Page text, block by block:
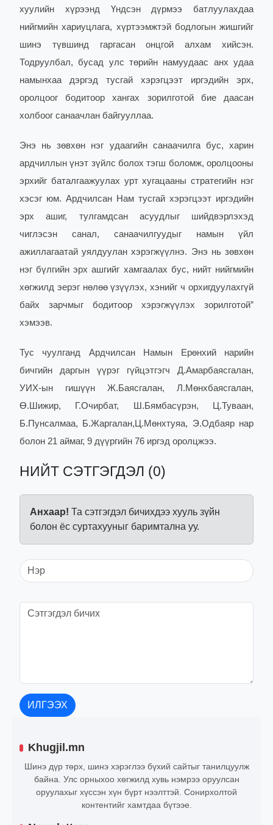
хуулийн хүрээнд Үндсэн дүрмээ батлуулахдаа
нийгмийн хариуцлага, хүртээмжтэй бодлогын жишгийг
шинэ түвшинд гаргасан онцгой алхам хийсэн.
Тодруулбал, бусад улс төрийн намуудаас анх удаа
намынхаа дэргэд тусгай хэрэгцээт иргэдийн эрх,
оролцоог бодитоор хангах зорилготой бие даасан
холбоог санаачлан байгууллаа.
Энэ нь зөвхөн нэг удаагийн санаачилга бус, харин
ардчиллын үнэт зүйлс болох тэгш боломж, оролцооны
эрхийг баталгаажуулах урт хугацааны стратегийн нэг
хэсэг юм. Ардчилсан Нам тусгай хэрэгцээт иргэдийн
эрх ашиг, тулгамдсан асуудлыг шийдвэрлэхэд
чиглэсэн санал, санаачилгуудыг намын үйл
ажиллагаатай уялдуулан хэрэгжүүлнэ. Энэ нь зөвхөн
нэг бүлгийн эрх ашгийг хамгаалах бус, нийт нийгмийн
хөгжилд эерэг нөлөө үзүүлэх, хэнийг ч орхигдуулахгүй
байх зарчмыг бодитоор хэрэгжүүлэх зорилготой”
хэмээв.
Тус чуулганд Ардчилсан Намын Ерөнхий нарийн
бичгийн даргын үүрэг гүйцэтгэгч Д.Амарбаясгалан,
УИХ-ын гишүүн Ж.Баясгалан, Л.Мөнхбаясгалан,
Ө.Шижир, Г.Очирбат, Ш.Бямбасүрэн, Ц.Туваан,
Б.Пунсалмаа, Б.Жаргалан,Ц.Мөнхтуяа, Э.Одбаяр нар
болон 21 аймаг, 9 дүүргийн 76 иргэд оролцжээ.
НИЙТ СЭТГЭГДЭЛ (0)
Анхаар! Та сэтгэгдэл бичихдээ хууль зүйн
болон ёс суртахууныг баримтална уу.
ИЛГЭЭХ
Khugjil.mn
Шинэ дүр төрх, шинэ хэрэглээ бүхий сайтыг танилцуулж
байна. Улс орныхоо хөгжилд хувь нэмрээ оруулсан
оруулахыг хүссэн хүн бүрт нээлттэй. Сонирхолтой
контентийг хамтдаа бүтээе.